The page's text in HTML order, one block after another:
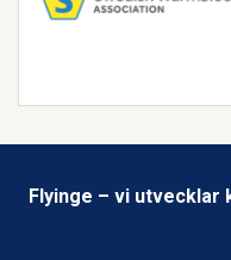
Flyinge – vi utvecklar